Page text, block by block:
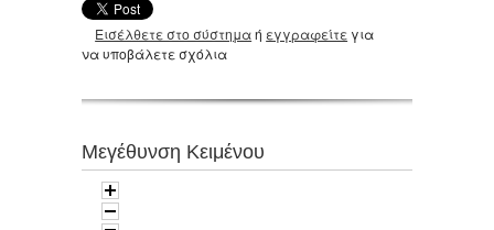
Εισέλθετε στο σύστημαή εγγραφείτε για
να υποβάλετε σχόλια
Μεγέθυνση Κειμένου